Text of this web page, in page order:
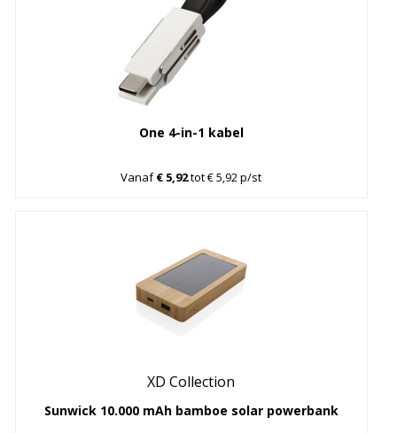
One 4-in-1 kabel
Vanaf€ 5,92tot € 5,92 p/st
XD Collection
Sunwick 10.000 mAh bamboe solar powerbank